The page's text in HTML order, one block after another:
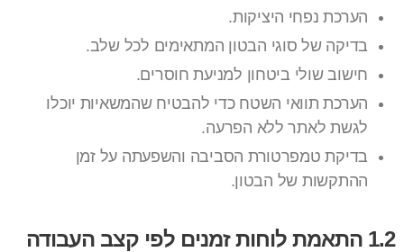
הערכת נפחי היציקות.
בדיקה של סוגי הבטון המתאימים לכל שלב.
חישוב שולי ביטחון למניעת חוסרים.
הערכת תוואי השטח כדי להבטיח שהמשאיות יוכלו
לגשת לאתר ללא הפרעה.
בדיקת טמפרטורת הסביבה והשפעתה על זמן
ההתקשות של הבטון.
1.2 התאמת לוחות זמנים לפי קצב העבודה